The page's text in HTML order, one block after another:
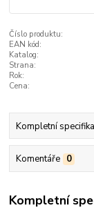
Číslo produktu:
EAN kód:
Katalog:
Strana:
Rok:
Cena:
Kompletní
Komentáře 0
Kompletní